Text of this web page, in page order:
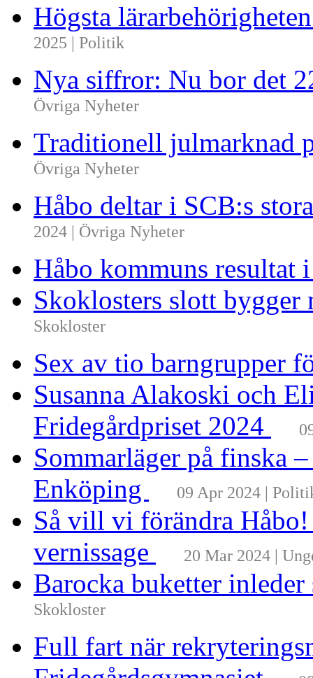
Högsta
2025 | Politik
Nya siffror: Nu bor det
Övriga Nyheter
Traditionell julmarknad
Övriga Nyheter
Håbo deltar i SCB:s
2024 | Övriga Nyheter
Håbo kommuns resultat
Skoklosters slott
Skokloster
Sex av tio barngrupper
Susanna Alakoski och
Fridegårdpriset 2024
Sommarläger på finska
Enköping
09 Apr 2024 |
Så vill vi förändra
vernissage
20 Mar 2024 |
Barocka buketter
Skokloster
Full fart när